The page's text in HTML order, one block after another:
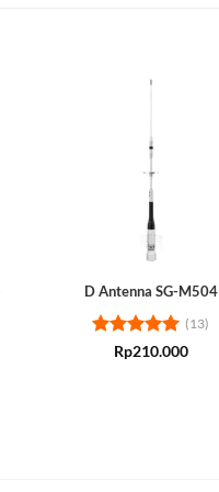
D Antenna SG-M504
Rated5
(13)
Rp210.000